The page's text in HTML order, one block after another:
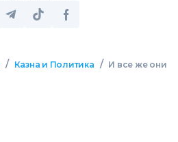
/ Казна и Политика / И все же они